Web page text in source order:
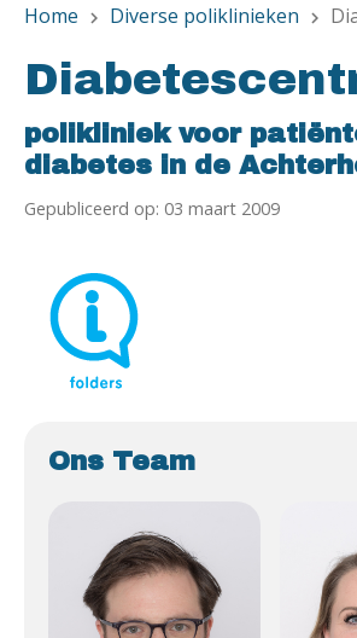
Home chevron_right Diverse poliklinieken chevron_right
polikliniek voor
diabetes in de
Gepubliceerd op: 03 maart 2009
Ons Team